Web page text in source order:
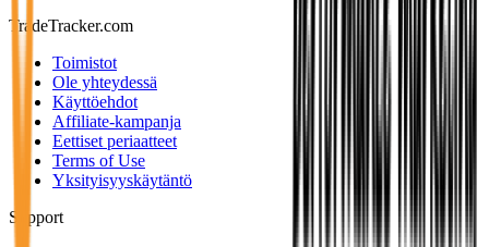
TradeTracker.com
Toimistot
Ole yhteydessä
Käyttöehdot
Affiliate-kampanja
Eettiset periaatteet
Terms of Use
Yksityisyyskäytäntö
Support